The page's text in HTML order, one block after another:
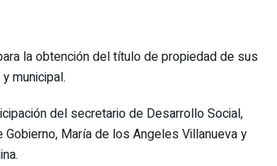
la obtención del título de propiedad de sus
municipal.
del secretario de Desarrollo Social,
María de los Angeles Villanueva y